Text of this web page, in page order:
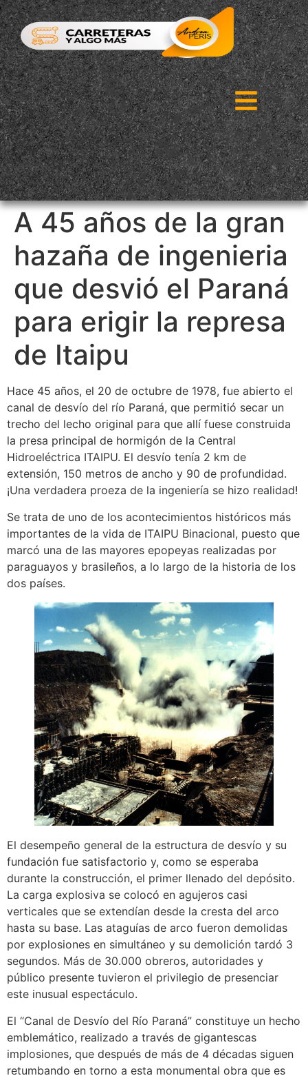
A 45 años de la gran
hazaña de ingenieria
que desvió el Paraná
para erigir la represa
de Itaipu
Hace 45 años, el 20 de octubre de 1978, fue abierto el
canal de desvío del río Paraná, que permitió secar un
trecho del lecho original para que allí fuese construida
la presa principal de hormigón de la Central
Hidroeléctrica ITAIPU. El desvío tenía 2 km de
extensión, 150 metros de ancho y 90 de profundidad.
¡Una verdadera proeza de la ingeniería se hizo realidad!
Se trata de uno de los acontecimientos históricos más
importantes de la vida de ITAIPU Binacional, puesto que
marcó una de las mayores epopeyas realizadas por
paraguayos y brasileños, a lo largo de la historia de los
dos países.
El desempeño general de la estructura de desvío y su
fundación fue satisfactorio y, como se esperaba
durante la construcción, el primer llenado del depósito.
La carga explosiva se colocó en agujeros casi
verticales que se extendían desde la cresta del arco
hasta su base. Las ataguías de arco fueron demolidas
por explosiones en simultáneo y su demolición tardó 3
segundos. Más de 30.000 obreros, autoridades y
público presente tuvieron el privilegio de presenciar
este inusual espectáculo.
El “Canal de Desvío del Río Paraná” constituye un hecho
emblemático, realizado a través de gigantescas
implosiones, que después de más de 4 décadas siguen
retumbando en torno a esta monumental obra que es